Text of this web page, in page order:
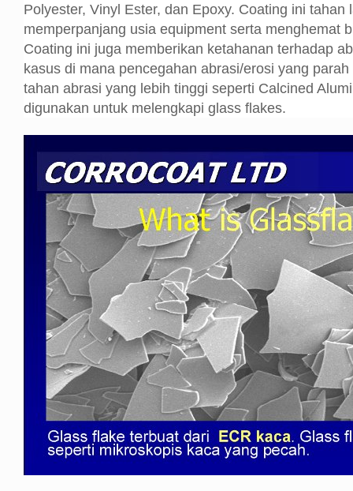
Polyester, Vinyl Ester, dan Epoxy. Coating ini tahan
memperpanjang usia equipment serta menghemat
Coating ini juga memberikan ketahanan terhadap
kasus di mana pencegahan abrasi/erosi yang
tahan abrasi yang lebih tinggi seperti Calcined
digunakan untuk melengkapi glass flakes.